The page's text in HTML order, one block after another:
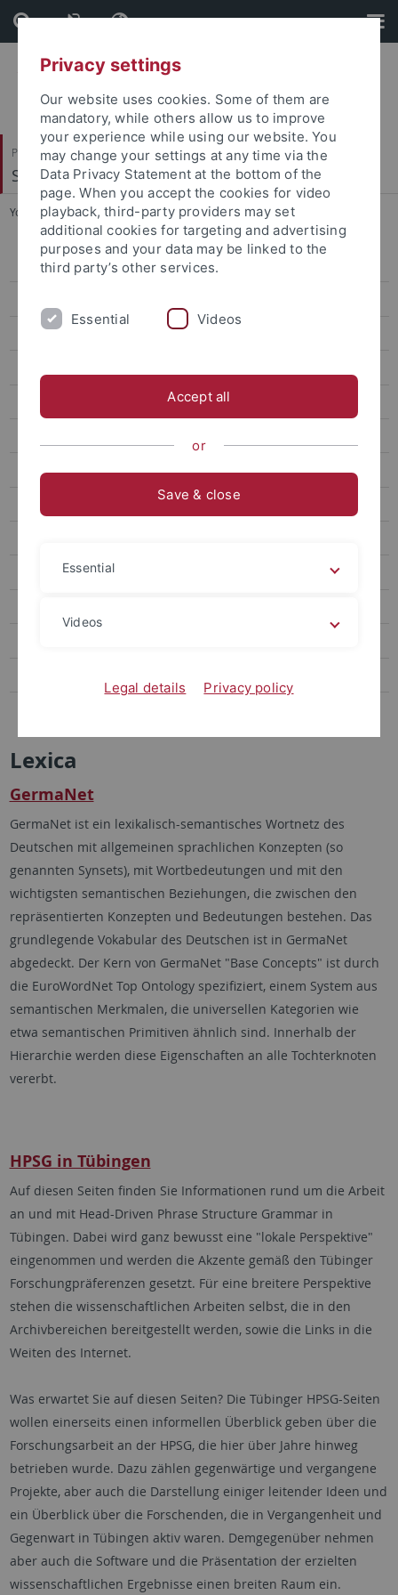
Skip
to
content
Skip
to
footer
Philosophische Fakultät
Seminar für Sprachwissenschaft
You are here: Startseite ... Lexica
Forschung
Abgeschlossene Projekte
Lexica
Lexica
GermaNet
GermaNet ist ein lexikalisch-semantisches Wortnetz des
Deutschen mit allgemeinen sprachlichen Konzepten (so
genannten Synsets), mit Wortbedeutungen und mit den
wichtigsten semantischen Beziehungen, die zwischen den
repräsentierten Konzepten und Bedeutungen bestehen. Das
grundlegende Vokabular des Deutschen ist in GermaNet
abgedeckt. Der Kern von GermaNet "Base Concepts" ist durch
die EuroWordNet Top Ontology spezifiziert, einem System aus
semantischen Merkmalen, die universellen Kategorien wie
etwa semantischen Primitiven ähnlich sind. Innerhalb der
Hierarchie werden diese Eigenschaften an alle Tochterknoten
vererbt.
HPSG in Tübingen
Auf diesen Seiten finden Sie Informationen rund um die Arbeit
an und mit Head-Driven Phrase Structure Grammar in
Tübingen. Dabei wird ganz bewusst eine "lokale Perspektive"
eingenommen und werden die Akzente gemäß den Tübinger
Forschungpräferenzen gesetzt. Für eine breitere Perspektive
stehen die wissenschaftlichen Arbeiten selbst, die in den
Archivbereichen bereitgestellt werden, sowie die Links in die
Weiten des Internet.
Was erwartet Sie auf diesen Seiten? Die Tübinger HPSG-Seiten
wollen einerseits einen informellen Überblick geben über die
Forschungsarbeit an der HPSG, die hier über Jahre hinweg
betrieben wurde. Dazu zählen gegenwärtige und vergangene
Projekte, aber auch die Darstellung einiger leitender Ideen und
ein Überblick über die Forschenden, die in Vergangenheit und
Gegenwart in Tübingen aktiv waren. Demgegenüber nehmen
aber auch die Software und die Präsentation der erzielten
wissenschaftlichen Ergebnisse einen breiten Raum ein.
Privacy settings
Our website uses cookies. Some of them are
mandatory, while others allow us to improve
your experience while using our website. You
may change your settings at any time via the
Data Privacy Statement at the bottom of the
page. When you accept the cookies for video
playback, third-party providers may set
additional cookies for targeting and advertising
purposes and your data may be linked to the
third party’s other services.
Essential Videos
Accept all
or
Save & close
Essential
Videos
Legal details Privacy policy